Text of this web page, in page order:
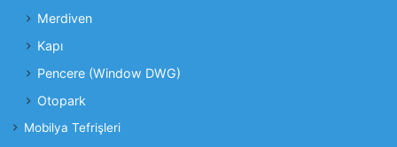
Merdiven
Kapı
Pencere (Window DWG)
Otopark
Mobilya Tefrişleri